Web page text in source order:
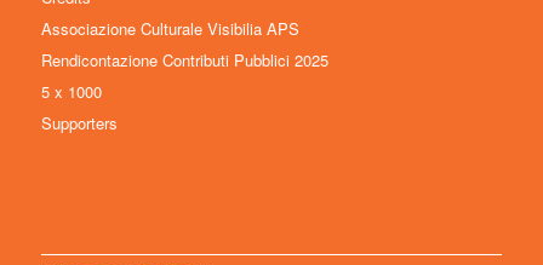
Associazione Culturale Visibilia APS
Rendicontazione Contributi Pubblici 2025
5 x 1000
Supporters